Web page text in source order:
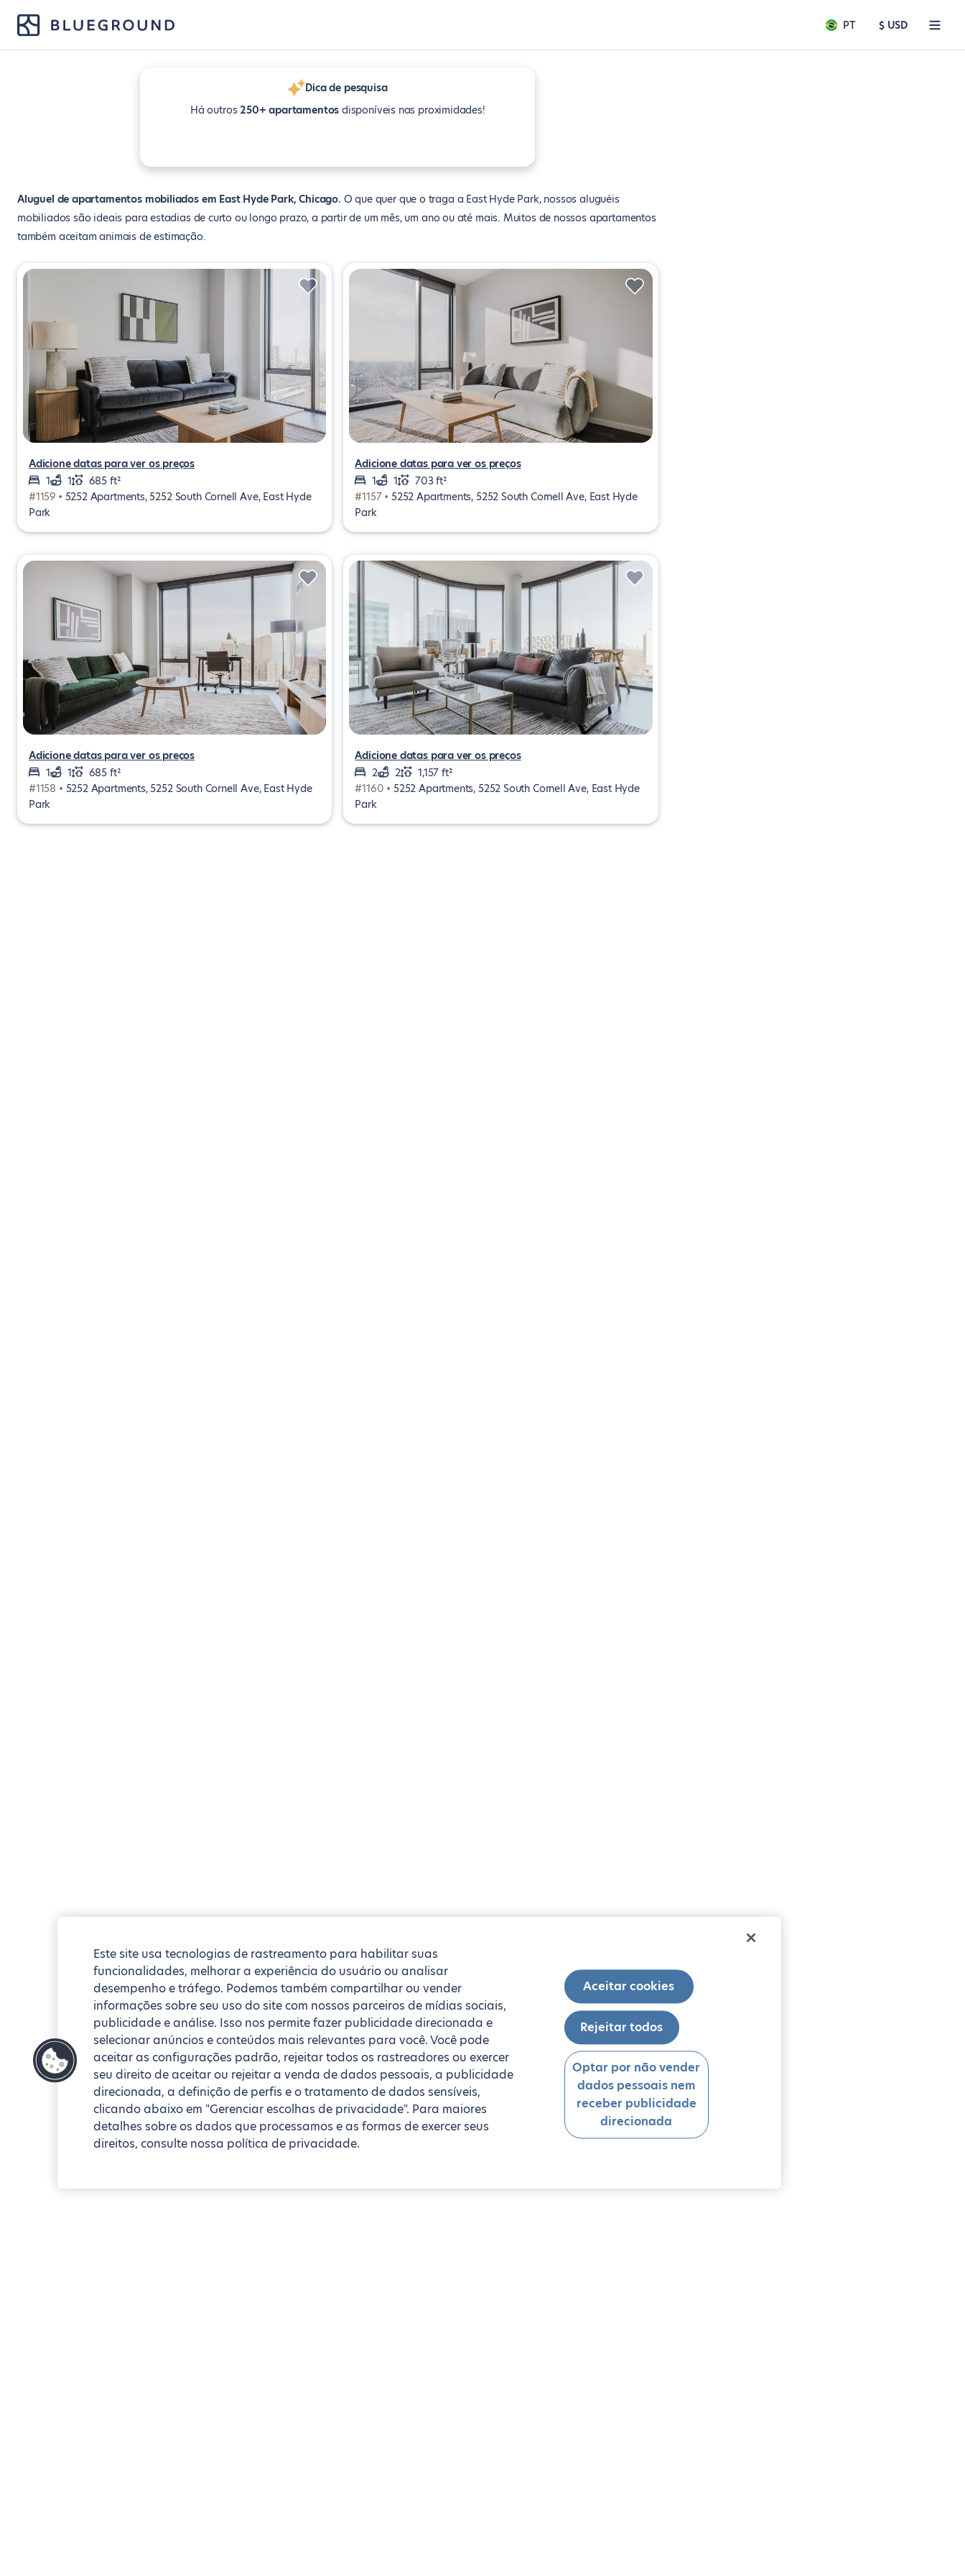
PT $ USD
Dica de pesquisa
Há outros250+ apartamentos disponíveis nas proximidades!
Aluguel de apartamentos mobiliados em East Hyde Park, Chicago O que quer que o traga a East Hyde Park, nossos aluguéis
mobiliados são ideais para estadias de curto ou longo prazo, a partir de um mês, um ano ou até mais. Muitos de nossos apartamentos
também aceitam animais de estimação.
Adicione datas para ver os preços
1
1
685 ft²
#1159 • 5252 Apartments, 5252 South Cornell Ave, East Hyde
Park
Adicione datas para ver os preços
1
1
703 ft²
#1157 • 5252 Apartments, 5252 South Cornell Ave, East Hyde
Park
Adicione datas para ver os preços
1
1
685 ft²
#1158 • 5252 Apartments, 5252 South Cornell Ave, East Hyde
Park
Adicione datas para ver os preços
2
2
1,157 ft²
#1160 • 5252 Apartments, 5252 South Cornell Ave, East Hyde
Park
Este site usa tecnologias de rastreamento para habilitar suas
funcionalidades, melhorar a experiência do usuário ou analisar
desempenho e tráfego. Podemos também compartilhar ou vender
informações sobre seu uso do site com nossos parceiros de mídias sociais,
publicidade e análise. Isso nos permite fazer publicidade direcionada e
selecionar anúncios e conteúdos mais relevantes para você. Você pode
aceitar as configurações padrão, rejeitar todos os rastreadores ou exercer
seu direito de aceitar ou rejeitar a venda de dados pessoais, a publicidade
direcionada, a definição de perfis e o tratamento de dados sensíveis,
clicando abaixo em "Gerenciar escolhas de privacidade". Para maiores
detalhes sobre os dados que processamos e as formas de exercer seus
direitos, consulte nossa política de privacidade.
Aceitar cookies
Rejeitar todos
Optar por não vender
dados pessoais nem
receber publicidade
direcionada